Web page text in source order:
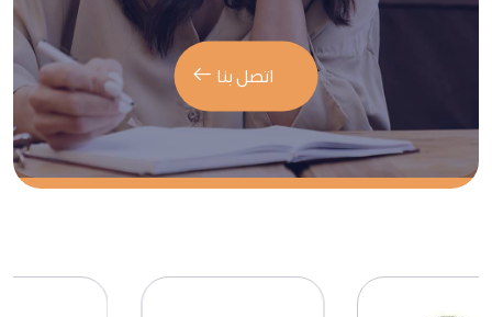
اتصل بنا